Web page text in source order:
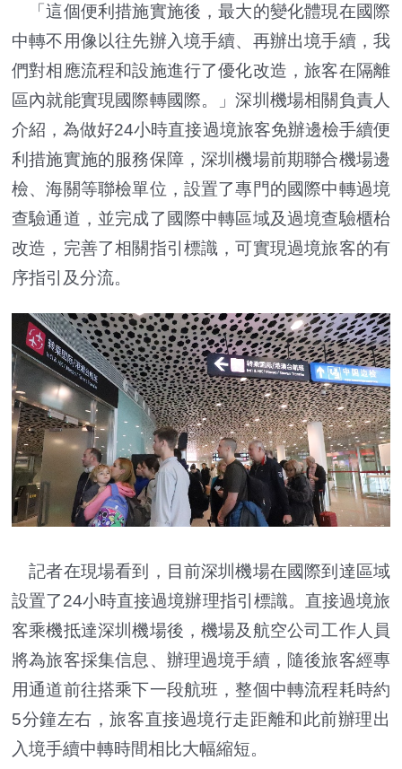
「這個便利措施實施後，最大的變化體現在國際
中轉不用像以往先辦入境手續、再辦出境手續，我
們對相應流程和設施進行了優化改造，旅客在隔離
區內就能實現國際轉國際。」深圳機場相關負責人
介紹，為做好24小時直接過境旅客免辦邊檢手續便
利措施實施的服務保障，深圳機場前期聯合機場邊
檢、海關等聯檢單位，設置了專門的國際中轉過境
查驗通道，並完成了國際中轉區域及過境查驗櫃枱
改造，完善了相關指引標識，可實現過境旅客的有
序指引及分流。
記者在現場看到，目前深圳機場在國際到達區域
設置了24小時直接過境辦理指引標識。直接過境旅
客乘機抵達深圳機場後，機場及航空公司工作人員
將為旅客採集信息、辦理過境手續，隨後旅客經專
用通道前往搭乘下一段航班，整個中轉流程耗時約
5分鐘左右，旅客直接過境行走距離和此前辦理出
入境手續中轉時間相比大幅縮短。